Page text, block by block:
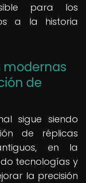
para los
a la historia
modernas
de
sigue siendo
de réplicas
en la
tecnologías y
la precisión